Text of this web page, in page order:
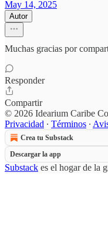
May 14, 2025
Autor
Muchas gracias por
Responder
Compartir
© 2026 Idearium Caribe
Privacidad ∙ Términos ∙
Crea tu Substack
Descargar la app
Substack es el hogar de la